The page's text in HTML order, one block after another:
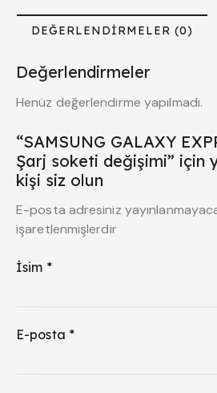
DEĞERLENDIRMELER (0)
Değerlendirmeler
Henüz değerlendirme yapılmadı.
“SAMSUNG GALAXY
Şarj soketi değişimi” için
kişi siz olun
E-posta adresiniz
işaretlenmişlerdir
İsim *
E-posta *